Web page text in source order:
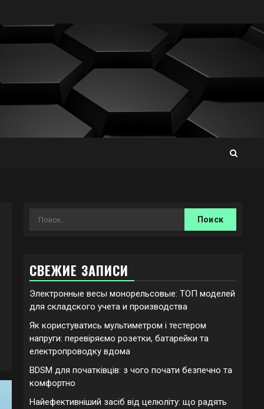
Найти:
СВЕЖИЕ ЗАПИСИ
Электронные весы монорельсовые: ТОП моделей
для складского учета и производства
Як користуватись мультиметром і тестером
напруги: перевіряємо розетки, батарейки та
електропроводку вдома
BDSM для початківців: з чого почати безпечно та
комфортно
Найефективніший засіб від целюліту: що радять